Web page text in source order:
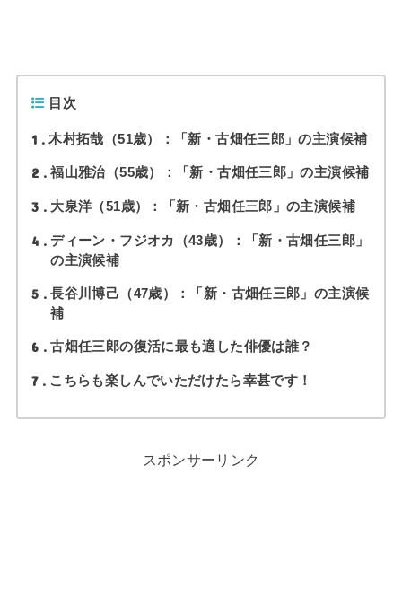
目次
1 木村拓哉（51歳）：「新・古畑任三郎」の主演候補
2 福山雅治（55歳）：「新・古畑任三郎」の主演候補
3 大泉洋（51歳）：「新・古畑任三郎」の主演候補
4
ディーン・フジオカ（43歳）：「新・古畑任三郎」
の主演候補
5
長谷川博己（47歳）：「新・古畑任三郎」の主演候
補
6 古畑任三郎の復活に最も適した俳優は誰？
7 こちらも楽しんでいただけたら幸甚です！
スポンサーリンク